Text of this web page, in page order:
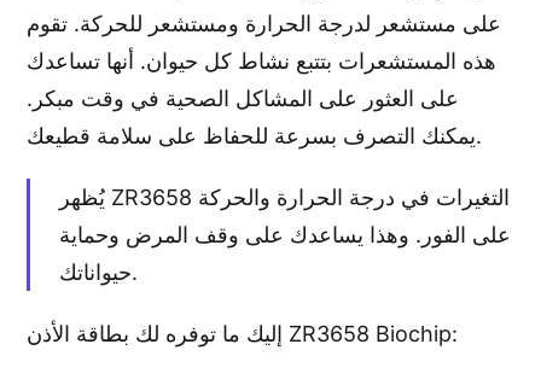
على مستشعر لدرجة الحرارة ومستشعر للحركة. تقوم
هذه المستشعرات بتتبع نشاط كل حيوان. أنها تساعدك
على العثور على المشاكل الصحية في وقت مبكر.
يمكنك التصرف بسرعة للحفاظ على سلامة قطيعك.
يُظهر ZR3658 التغيرات في درجة الحرارة والحركة
على الفور. وهذا يساعدك على وقف المرض وحماية
حيواناتك.
إليك ما توفره لك بطاقة الأذن ZR3658 Biochip: